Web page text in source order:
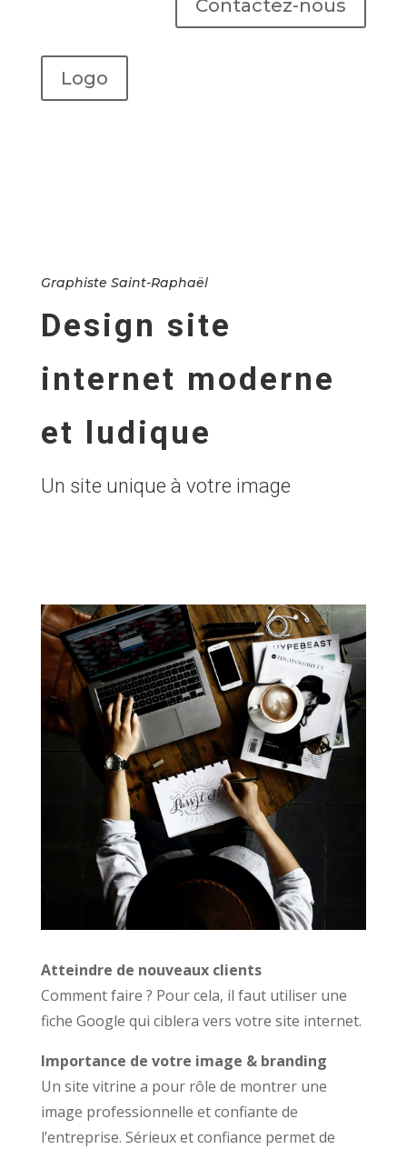
Contactez-nous
Logo
Graphiste Saint-Raphaël
Design site
internet moderne
et ludique
Un site unique à votre image
Atteindre de nouveaux clients
Comment faire ? Pour cela, il faut utiliser une
fiche Google qui ciblera vers votre site internet.
Importance de votre image & branding
Un site vitrine a pour rôle de montrer une
image professionnelle et confiante de
l’entreprise. Sérieux et confiance permet de